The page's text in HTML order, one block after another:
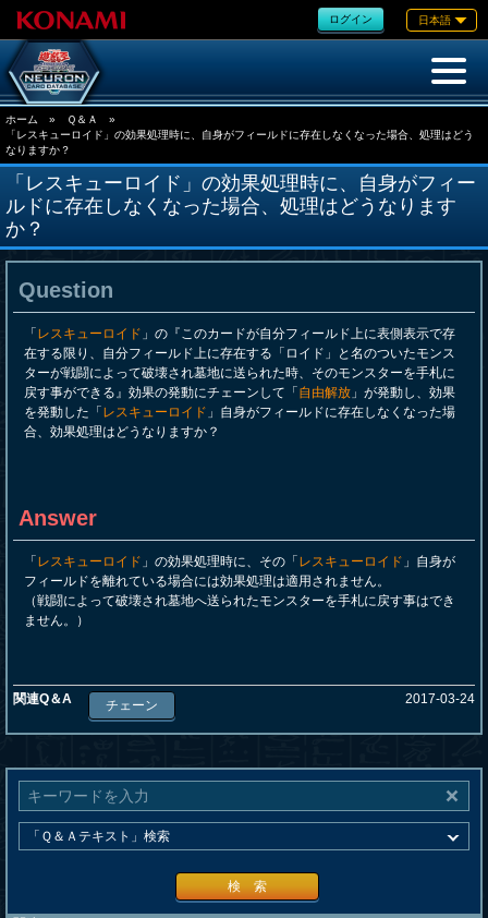
ログイン 日本語
ホーム » Ｑ＆Ａ
»
「レスキューロイド」の効果処理時に、自身がフィールドに存在しなくなった場合、処理はどう
なりますか？
「レスキューロイド」の効果処理時に、自身がフィー
ルドに存在しなくなった場合、処理はどうなります
か？
Question
「 レスキューロイド 」の『このカードが自分フィールド上に表側表示で存
在する限り、自分フィールド上に存在する「ロイド」と名のついたモンス
ターが戦闘によって破壊され墓地に送られた時、そのモンスターを手札に
戻す事ができる』効果の発動にチェーンして「 自由解放 」が発動し、効果
を発動した「 レスキューロイド 」自身がフィールドに存在しなくなった場
合、効果処理はどうなりますか？
Answer
「 レスキューロイド 」の効果処理時に、その「 レスキューロイド 」自身が
フィールドを離れている場合には効果処理は適用されません。
（戦闘によって破壊され墓地へ送られたモンスターを手札に戻す事はでき
ません。）
関連Q＆A チェーン 2017-03-24
検 索